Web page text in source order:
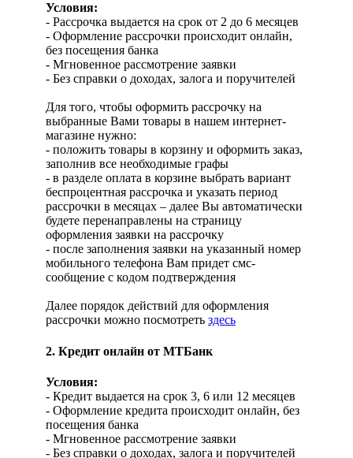
Условия:
- Рассрочка выдается на срок от 2 до 6 месяцев
- Оформление рассрочки происходит онлайн,
без посещения банка
- Мгновенное рассмотрение заявки
- Без справки о доходах, залога и поручителей
Для того, чтобы оформить рассрочку на
выбранные Вами товары в нашем интернет-
магазине нужно:
- положить товары в корзину и оформить заказ,
заполнив все необходимые графы
- в разделе оплата в корзине выбрать вариант
беспроцентная рассрочка и указать период
рассрочки в месяцах – далее Вы автоматически
будете перенаправлены на страницу
оформления заявки на рассрочку
- после заполнения заявки на указанный номер
мобильного телефона Вам придет смс-
сообщение с кодом подтверждения
Далее порядок действий для оформления
рассрочки можно посмотреть здесь
2. Кредит онлайн от МТБанк
Условия:
- Кредит выдается на срок 3, 6 или 12 месяцев
- Оформление кредита происходит онлайн, без
посещения банка
- Мгновенное рассмотрение заявки
- Без справки о доходах, залога и поручителей